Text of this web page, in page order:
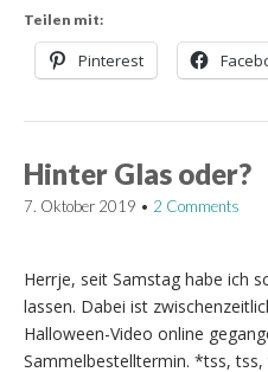
Teilen mit:
Pinterest
Hinter Glas oder?
7. Oktober 2019 • 2 Comments
Herrje, seit Samstag habe ich
lassen. Dabei ist
Halloween-Video online
Sammelbestelltermin. *tss,